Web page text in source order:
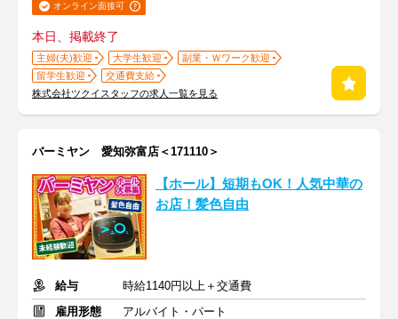
オンライン面接可
本日、掲載終了
主婦(夫)歓迎 大学生歓迎
副業・Ｗワーク歓迎
留学生歓迎
交通費支給
株式会社ツクイスタッフの求人一覧を見る
バーミヤン 愛知弥富店＜171110＞
【ホール】短期もOK！人気中華の
お店！髪色自由
給与
時給1140円以上＋交通費
雇用形態
アルバイト・パート